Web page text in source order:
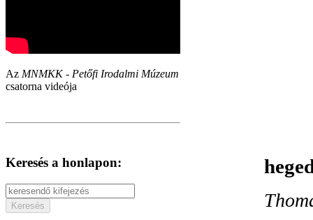
Az MNMKK - Petőfi Irodalmi Múzeum
csatorna videója
Keresés a honlapon: